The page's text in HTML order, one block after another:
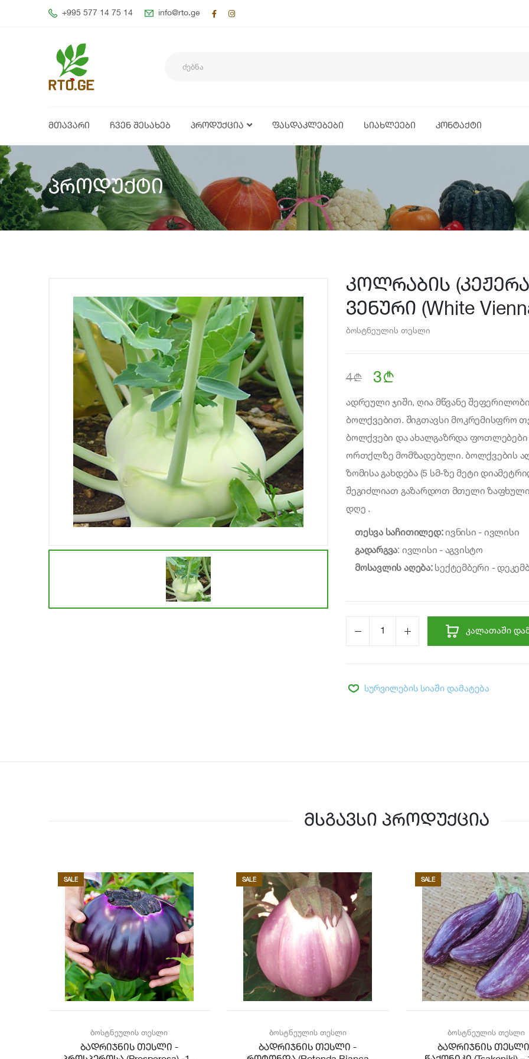
+995 577 14 75 14 info@rto.ge
ᲛᲗᲐᲕᲐᲠᲘ ᲩᲕᲔᲜ ᲨᲔᲡᲐᲮᲔᲑ ᲞᲠᲝᲓᲣᲥᲪᲘᲐ ᲤᲐᲡᲓᲐᲙᲚᲔᲑᲔᲑᲘ ᲡᲘᲐᲮᲚᲔᲔᲑᲘ ᲙᲝᲜᲢᲐᲥᲢᲘ
პროდუქტი
კოლრაბის
ვენური (White
ბოსტნეულის თესლი
4b 3b
ადრეული ჯიში, ღია მწვანე
ბოლქვებით. შიგთავსი მოკრემისფრო
ბოლქვები და ახალგაზრდა ფოთლებები
ორთქლზე მომზადებული. ბოლქვების
ზომისა გახდება (5 სმ-ზე მეტი
შეგიძლიათ გაზარდოთ მთელი
დღე .
თესვა საჩითილედ:ივნისი - ივლისი
გადარგვა: ივლისი - აგვისტო
მოსავლის აღება:სექტემბერი -
ᲙᲐᲚᲐᲗᲐᲨᲘ
სურვილების სიაში დამატება
მსგავსი პროდუქცია
SALE
ბოსტნეულის თესლი
ბადრიჯნის თესლი -
SALE
ბოსტნეულის თესლი
ბადრიჯნის თესლი -
SALE
ბოსტნეულის თესლი
ბადრიჯნის